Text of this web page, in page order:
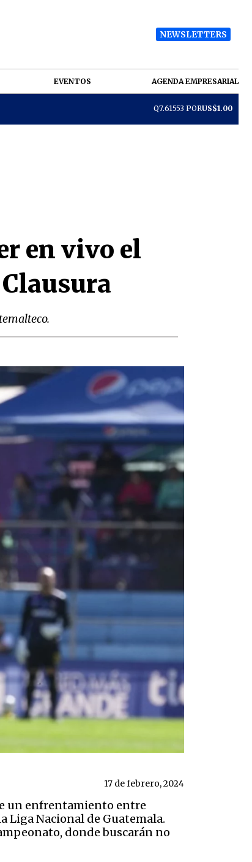
NEWSLETTERS
EVENTOS AGENDA EMPRESARIAL
Q7.61553 PORUS$1.00
en vivo el
17 de febrero, 2024
un enfrentamiento entre
Liga Nacional de Guatemala.
donde buscarán no